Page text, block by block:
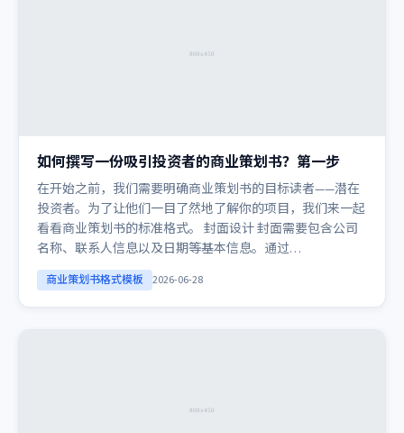
如何撰写一份吸引投资者的商业策划书？第一步
在开始之前，我们需要明确商业策划书的目标读者——潜在
投资者。为了让他们一目了然地了解你的项目，我们来一起
看看商业策划书的标准格式。 封面设计 封面需要包含公司
名称、联系人信息以及日期等基本信息。通过…
商业策划书格式模板 2026-06-28